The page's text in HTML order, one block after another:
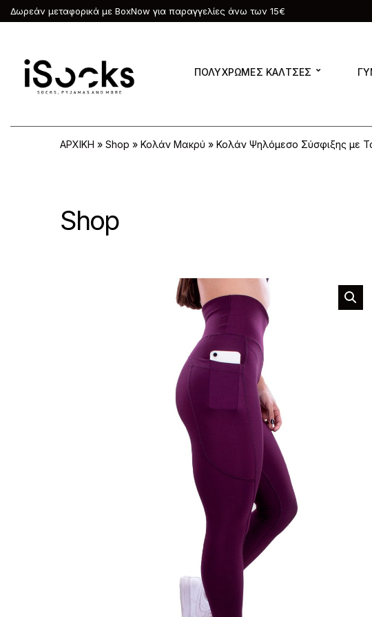
Δωρεάν μεταφορικά με BoxNow για παραγγελίες άνω των 15€
ΠΟΛΥΧΡΩΜΕΣ ΚΑΛΤΣΕΣ
ΑΡΧΙΚΗ » Shop » Κολάν Μακρύ » Κολάν Ψηλόμεσο Σύσφιξης με
Shop